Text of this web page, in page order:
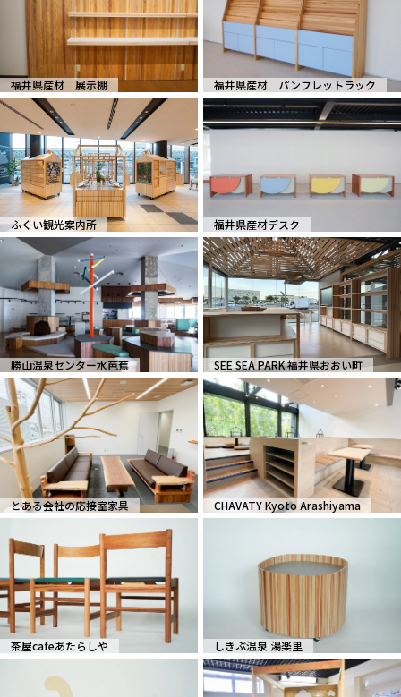
福井県産材 展示棚 福井県産材 パンフレットラック
ふくい観光案内所 福井県産材デスク
勝山温泉センター水芭蕉 SEE SEA PARK 福井県おおい町
とある会社の応接室家具 CHAVATY Kyoto Arashiyama
茶屋cafeあたらしや しきぶ温泉 湯楽里